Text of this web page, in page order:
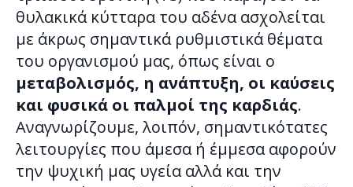
θυλακικά κύτταρα του αδένα ασχολείται
με άκρως σημαντικά ρυθμιστικά θέματα
του οργανισμού μας, όπως είναι ο
μεταβολισμός, η ανάπτυξη, οι καύσεις
και φυσικά οι παλμοί της καρδιάς.
Αναγνωρίζουμε, λοιπόν, σημαντικότατες
λειτουργίες που άμεσα ή έμμεσα αφορούν
την ψυχική μας υγεία αλλά και την